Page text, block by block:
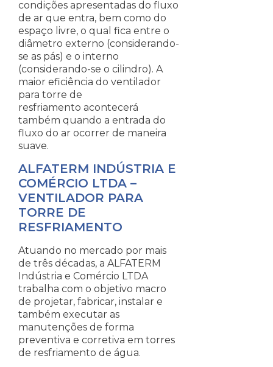
condições apresentadas do fluxo
de ar que entra, bem como do
espaço livre, o qual fica entre o
diâmetro externo (considerando-
se as pás) e o interno
(considerando-se o cilindro). A
maior eficiência do ventilador
para torre de
resfriamento acontecerá
também quando a entrada do
fluxo do ar ocorrer de maneira
suave.
ALFATERM INDÚSTRIA E
COMÉRCIO LTDA –
VENTILADOR PARA
TORRE DE
RESFRIAMENTO
Atuando no mercado por mais
de três décadas, a ALFATERM
Indústria e Comércio LTDA
trabalha com o objetivo macro
de projetar, fabricar, instalar e
também executar as
manutenções de forma
preventiva e corretiva em torres
de resfriamento de água.